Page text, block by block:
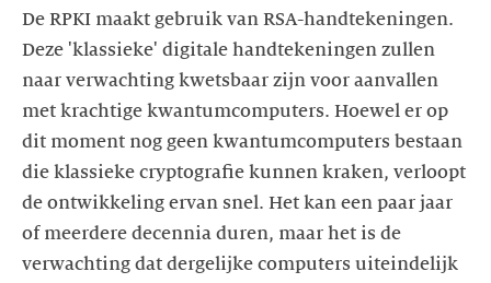
De RPKI maakt gebruik van RSA-handtekeningen.
Deze 'klassieke' digitale handtekeningen zullen
naar verwachting kwetsbaar zijn voor aanvallen
met krachtige kwantumcomputers. Hoewel er op
dit moment nog geen kwantumcomputers bestaan
die klassieke cryptografie kunnen kraken, verloopt
de ontwikkeling ervan snel. Het kan een paar jaar
of meerdere decennia duren, maar het is de
verwachting dat dergelijke computers uiteindelijk